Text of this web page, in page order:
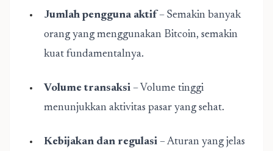
Jumlah pengguna aktif – Semakin banyak
orang yang menggunakan Bitcoin, semakin
kuat fundamentalnya.
Volume transaksi – Volume tinggi
menunjukkan aktivitas pasar yang sehat.
Kebijakan dan regulasi – Aturan yang jelas